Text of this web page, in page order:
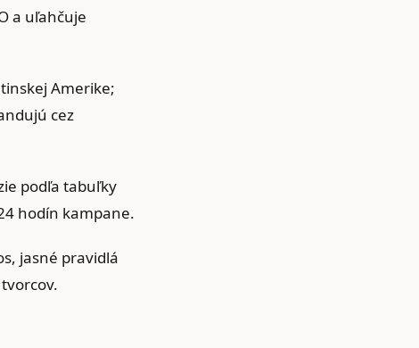
a uľahčuje
Amerike;
cez
podľa tabuľky
hodín kampane.
jasné pravidlá